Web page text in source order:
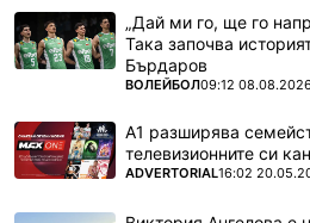
„Дай ми го, ще го
Така започва
Бърдаров
ПОВЕЧЕ ОТ
ВОЛЕЙБОЛ09:12
А1 разширява
телевизионните си
ПОВЕЧЕ ОТ
ADVERTORIAL16:02